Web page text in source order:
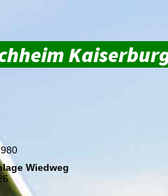
Wiedweg